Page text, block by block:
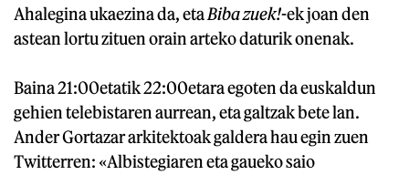
Ahalegina ukaezina da, etaBiba zuek!-ek joan den
astean lortu zituen orain arteko daturik onenak.
Baina 21:00etatik 22:00etara egoten da euskaldun
gehien telebistaren aurrean, eta galtzak bete lan.
Ander Gortazar arkitektoak galdera hau egin zuen
Twitterren: «Albistegiaren eta gaueko saio